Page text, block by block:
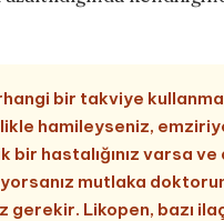
bir takviye
hamileyseniz,
bir hastalığınız varsa ve
mutlaka
gerekir. Likopen, bazı